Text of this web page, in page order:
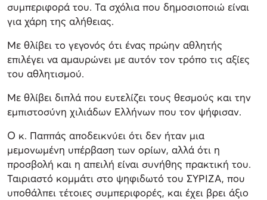
συμπεριφορά του. Τα σχόλια που δημοσιοποιώ είναι
για χάρη της αλήθειας.
Με θλίβει το γεγονός ότι ένας πρώην αθλητής
επιλέγει να αμαυρώνει με αυτόν τον τρόπο τις αξίες
του αθλητισμού.
Με θλίβει διπλά που ευτελίζει τους θεσμούς και την
εμπιστοσύνη χιλιάδων Ελλήνων που τον ψήφισαν.
Ο κ. Παππάς αποδεικνύει ότι δεν ήταν μια
μεμονωμένη υπέρβαση των ορίων, αλλά ότι η
προσβολή και η απειλή είναι συνήθης πρακτική του.
Ταιριαστό κομμάτι στο ψηφιδωτό του ΣΥΡΙΖΑ, που
υποθάλπει τέτοιες συμπεριφορές, και έχει βρει άξιο